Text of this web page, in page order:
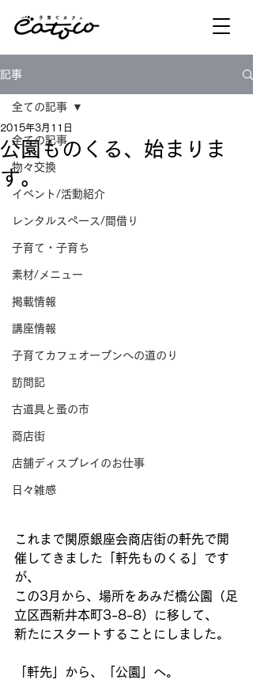
記事
全ての記事
物々交換
イベント/活動紹介
レンタルスペース/間借り
子育て・子育ち
素材/メニュー
掲載情報
講座情報
子育てカフェオープンへの道のり
訪問記
古道具と蚤の市
商店街
店舗ディスプレイのお仕事
日々雑感
全ての記事
公園ものくる、始まりま
す。
2015年3月11日
これまで関原銀座会商店街の軒先で開
催してきました「軒先ものくる」です
が、
この3月から、場所をあみだ橋公園（足
立区西新井本町3-8-8）に移して、
新たにスタートすることにしました。
「軒先」から、「公園」へ。